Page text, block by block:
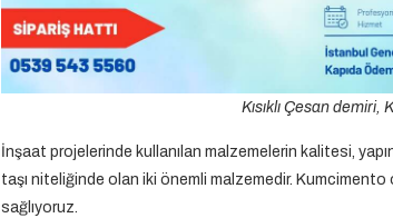
Kısıklı Çesan demiri,
İnşaat projelerinde kullanılan malzemelerin kalitesi,
taşı niteliğinde olan iki önemli malzemedir.
sağlıyoruz.